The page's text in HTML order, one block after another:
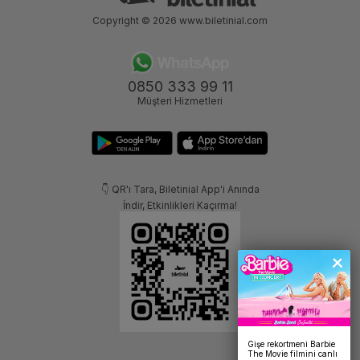
0850 333 99 11
Müşteri Hizmetleri
👇 QR'ı Tara, Biletinial App'i Anında
İndir, Etkinlikleri Kaçırma!
Copyright © 2026 www.biletinial.com
Gişe rekortmeni Barbie
The Movie filmini canlı